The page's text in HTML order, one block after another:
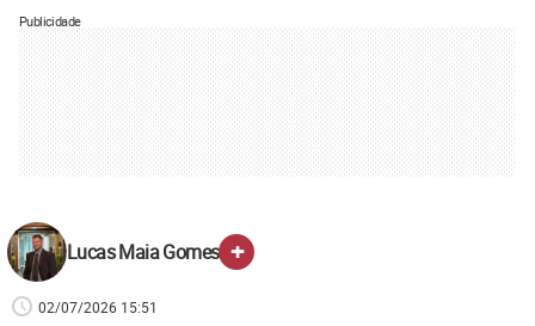
Publicidade
Lucas Maia Gomes +
02/07/2026 15:51